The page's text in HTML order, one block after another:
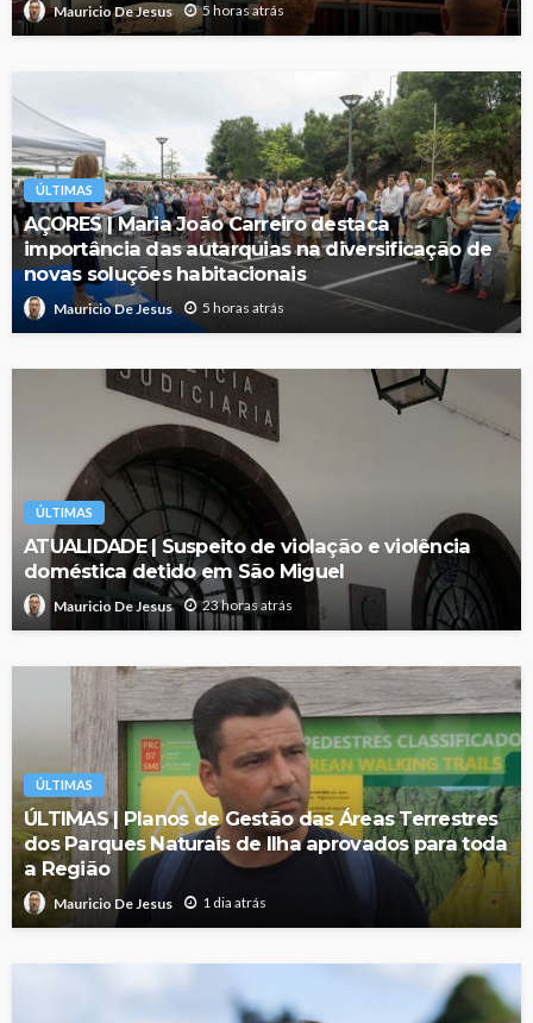
Mauricio De Jesus 5 horas atrás
ÚLTIMAS
AÇORES | Maria João Carreiro destaca
importância das autarquias na diversificação de
novas soluções habitacionais
Mauricio De Jesus 5 horas atrás
ÚLTIMAS
ATUALIDADE | Suspeito de violação e violência
doméstica detido em São Miguel
Mauricio De Jesus 23 horas atrás
ÚLTIMAS
ÚLTIMAS | Planos de Gestão das Áreas Terrestres
dos Parques Naturais de Ilha aprovados para toda
a Região
Mauricio De Jesus 1 dia atrás